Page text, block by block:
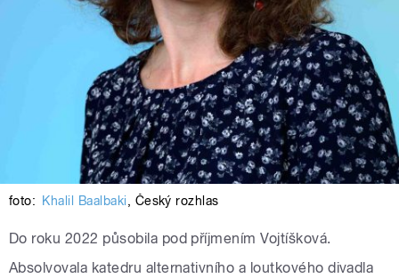
foto: Khalil Baalbaki, Český rozhlas
Do roku 2022 působila pod příjmením Vojtíšková.
Absolvovala katedru alternativního a loutkového divadla